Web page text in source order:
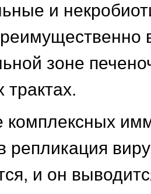
и
зоне
трактах.
комплексных
репликация
и он